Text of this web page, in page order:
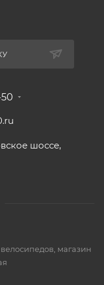
шоссе,
магазин